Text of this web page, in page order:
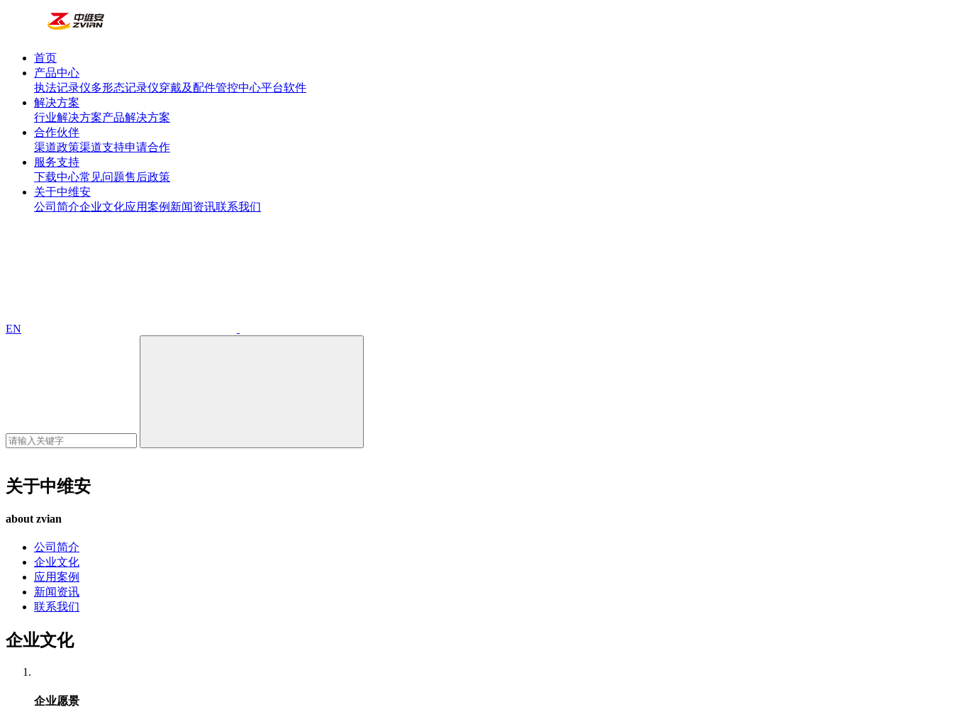
首页
产品中心
执法记录仪多形态记录仪穿戴及配件管控中心平台软件
解决方案
行业解决方案产品解决方案
合作伙伴
渠道政策渠道支持申请合作
服务支持
下载中心常见问题售后政策
关于中维安
公司简介企业文化应用案例 新闻资讯联系我们
EN
关于中维安
about zvian
公司简介
企业文化
应用案例
新闻资讯
联系我们
企业文化
企业愿景